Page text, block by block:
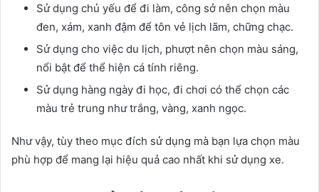
Sử dụng chủ yếu để đi làm, công sở nên chọn màu
đen, xám, xanh đậm để tôn vẻ lịch lãm, chững chạc.
Sử dụng cho việc du lịch, phượt nên chọn màu sáng,
nổi bật để thể hiện cá tính riêng.
Sử dụng hàng ngày đi học, đi chơi có thể chọn các
màu trẻ trung như trắng, vàng, xanh ngọc.
Như vậy, tùy theo mục đích sử dụng mà bạn lựa chọn màu
phù hợp để mang lại hiệu quả cao nhất khi sử dụng xe.